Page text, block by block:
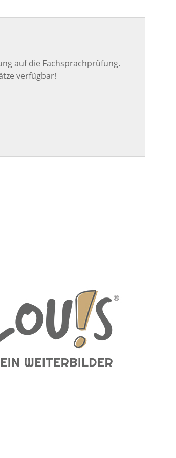
auf die Fachsprachprüfung.
verfügbar!